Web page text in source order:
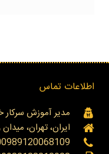
اطلاعات تماس
مدیر آموزش سرکار
ایران، تهران،